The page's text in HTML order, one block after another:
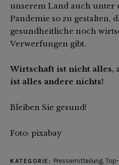
unserem Land auch unter
Pandemie so zu gestalten,
gesundheitliche noch
Verwerfungen gibt.
Wirtschaft ist nicht alles,
ist alles andere nichts!
Bleiben Sie gesund!
Foto: pixabay
KATEGORIE: Pressemitteilung,